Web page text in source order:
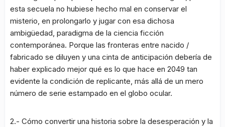
esta secuela no hubiese hecho mal en conservar el
misterio, en prolongarlo y jugar con esa dichosa
ambigüedad, paradigma de la ciencia ficción
contemporánea. Porque las fronteras entre nacido /
fabricado se diluyen y una cinta de anticipación debería de
haber explicado mejor qué es lo que hace en 2049 tan
evidente la condición de replicante, más allá de un mero
número de serie estampado en el globo ocular.
2.- Cómo convertir una historia sobre la desesperación y la